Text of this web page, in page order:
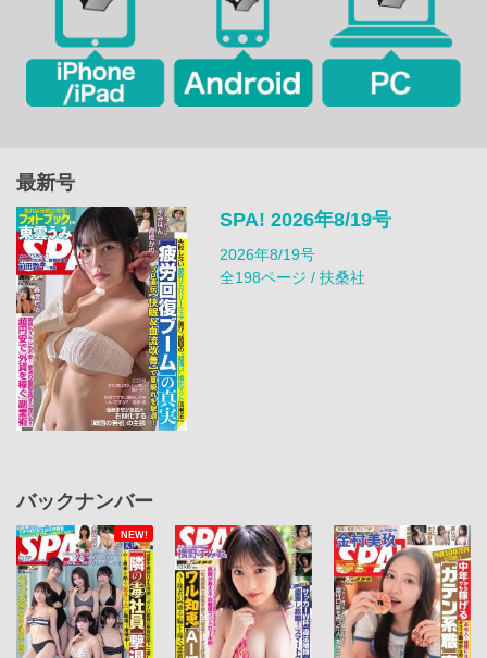
最新号
SPA! 2026年8/19号
2026年8/19号
全198ページ / 扶桑社
バックナンバー
NEW!